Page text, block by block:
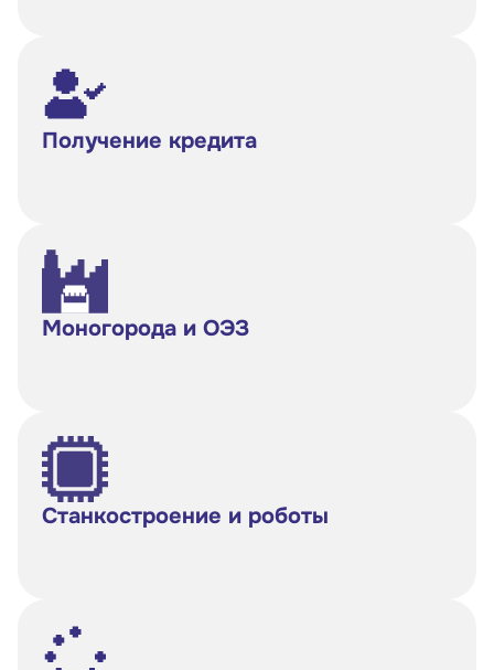
Получение кредита
Моногорода и ОЭЗ
Станкостроение и роботы